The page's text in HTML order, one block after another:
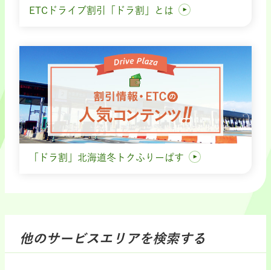
ETCドライブ割引「ドラ割」とは
「ドラ割」北海道冬トクふりーぱす
他のサービスエリアを検索する